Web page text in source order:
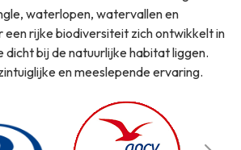
waterlopen, watervallen en
rijke biodiversiteit zich ontwikkelt in
dicht bij de natuurlijke habitat liggen.
en meeslepende ervaring.